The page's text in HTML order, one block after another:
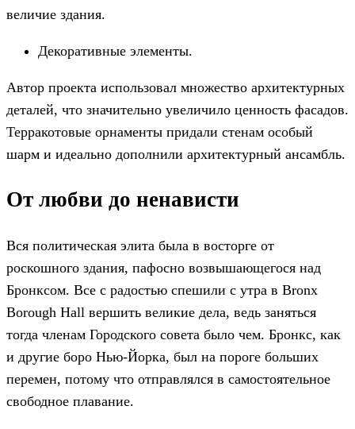
величие здания.
Декоративные элементы.
Автор проекта использовал множество архитектурных
деталей, что значительно увеличило ценность фасадов.
Терракотовые орнаменты придали стенам особый
шарм и идеально дополнили архитектурный ансамбль.
От любви до ненависти
Вся политическая элита была в восторге от
роскошного здания, пафосно возвышающегося над
Бронксом. Все с радостью спешили с утра в Bronx
Borough Hall вершить великие дела, ведь заняться
тогда членам Городского совета было чем. Бронкс, как
и другие боро Нью-Йорка, был на пороге больших
перемен, потому что отправлялся в самостоятельное
свободное плавание.